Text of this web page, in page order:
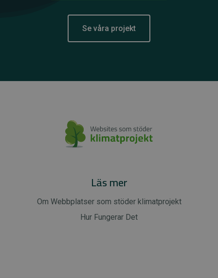
Se våra projekt
Läs mer
Om Webbplatser som stöder klimatprojekt
Hur Fungerar Det